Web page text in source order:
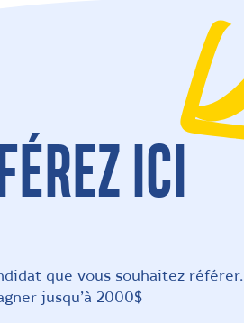
ICI
que vous souhaitez référer.
jusqu’à 2000$